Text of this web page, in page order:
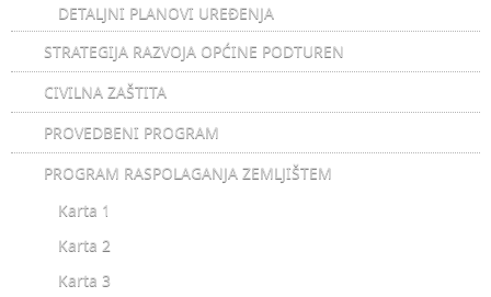
DETALJNI PLANOVI UREĐENJA
STRATEGIJA RAZVOJA OPĆINE PODTUREN
CIVILNA ZAŠTITA
PROVEDBENI PROGRAM
PROGRAM RASPOLAGANJA ZEMLJIŠTEM
Karta 1
Karta 2
Karta 3